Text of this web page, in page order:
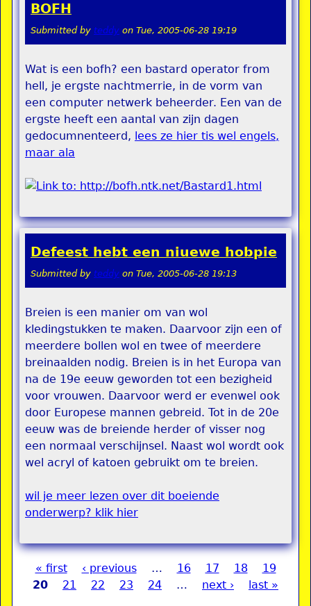
BOFH
Submitted by teddy on Tue, 2005-06-28 19:19
Wat is een bofh? een bastard operator from
hell, je ergste nachtmerrie, in de vorm van
een computer netwerk beheerder. Een van de
ergste heeft een aantal van zijn dagen
gedocumnenteerd, lees ze hier tis wel engels,
maar ala
Defeest hebt een niuewe hobpie
Submitted by teddy on Tue, 2005-06-28 19:13
Breien is een manier om van wol
kledingstukken te maken. Daarvoor zijn een of
meerdere bollen wol en twee of meerdere
breinaalden nodig. Breien is in het Europa van
na de 19e eeuw geworden tot een bezigheid
voor vrouwen. Daarvoor werd er evenwel ook
door Europese mannen gebreid. Tot in de 20e
eeuw was de breiende herder of visser nog
een normaal verschijnsel. Naast wol wordt ook
wel acryl of katoen gebruikt om te breien.
wil je meer lezen over dit boeiende
onderwerp? klik hier
Pages
« first ‹ previous … 16 17 18
19
20
21 22 23 24 … next › last »